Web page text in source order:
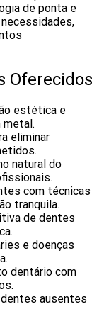
de ponta e
Oferecidos
estética e
metal.
eliminar
natural do
com técnicas
tranquila.
de dentes
e doenças
dentário com
ausentes